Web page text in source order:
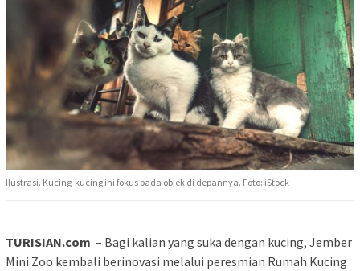
Ilustrasi. Kucing-kucing ini fokus pada objek di depannya. Foto: iStock
TURISIAN.com – Bagi kalian yang suka dengan kucing, Jember
Mini Zoo kembali berinovasi melalui peresmian Rumah Kucing